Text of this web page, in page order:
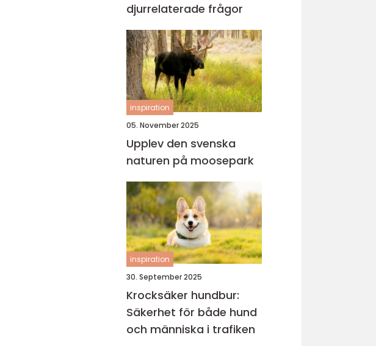
djurrelaterade frågor
inspiration
05. November 2025
Upplev den svenska
naturen på moosepark
inspiration
30. September 2025
Krocksäker hundbur:
Säkerhet för både hund
och människa i trafiken